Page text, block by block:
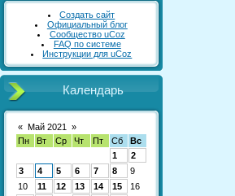
Создать сайт
Официальный блог
Сообщество uCoz
FAQ по системе
Инструкции для uCoz
Календарь
« Май 2021
»
Пн
Вт Ср Чт Пт Сб
Вс
1
2
3
4 5 6 7 8
9
10
11 12 13 14 15
16